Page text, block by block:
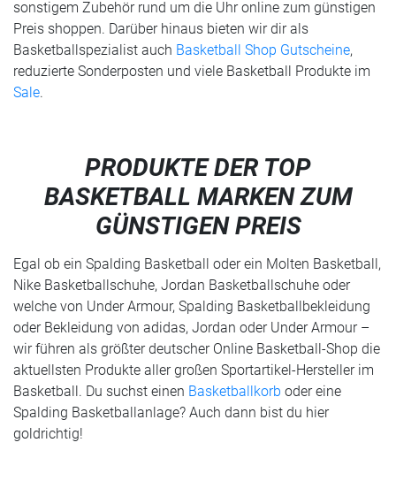
sonstigem Zubehör rund um die Uhr online zum günstigen
Preis shoppen. Darüber hinaus bieten wir dir als
Basketballspezialist auch Basketball Shop Gutscheine,
reduzierte Sonderposten und viele Basketball Produkte im
Sale.
PRODUKTE DER TOP
BASKETBALL MARKEN ZUM
GÜNSTIGEN PREIS
Egal ob ein Spalding Basketball oder ein Molten Basketball,
Nike Basketballschuhe, Jordan Basketballschuhe oder
welche von Under Armour, Spalding Basketballbekleidung
oder Bekleidung von adidas, Jordan oder Under Armour –
wir führen als größter deutscher Online Basketball-Shop die
aktuellsten Produkte aller großen Sportartikel-Hersteller im
Basketball. Du suchst einen Basketballkorb oder eine
Spalding Basketballanlage? Auch dann bist du hier
goldrichtig!